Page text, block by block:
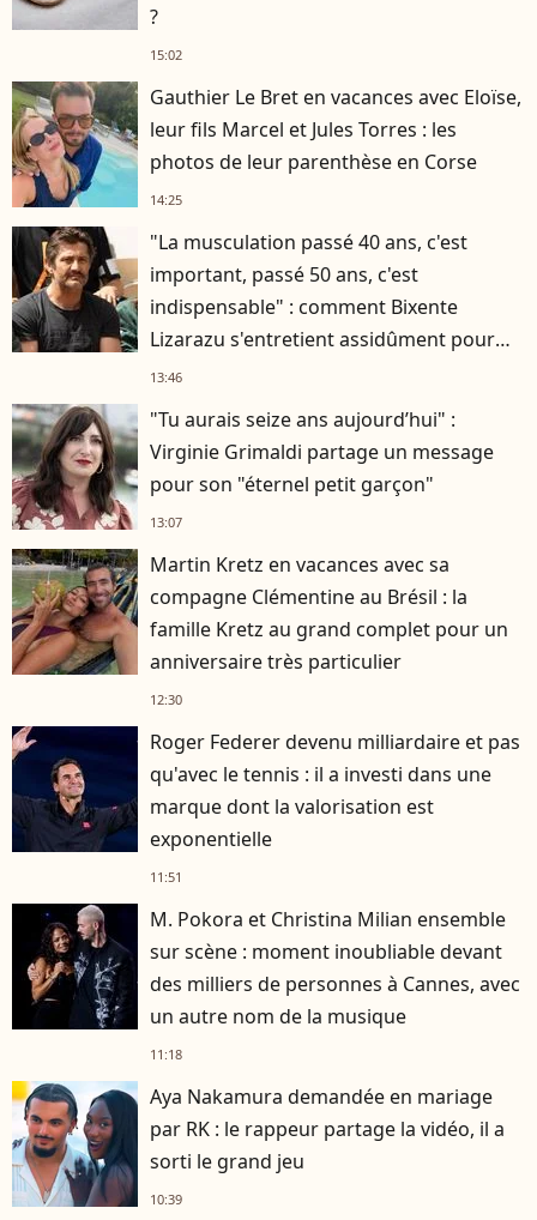
?
15:02
Gauthier Le Bret en vacances avec Eloïse,
leur fils Marcel et Jules Torres : les
photos de leur parenthèse en Corse
14:25
"La musculation passé 40 ans, c'est
important, passé 50 ans, c'est
indispensable" : comment Bixente
Lizarazu s'entretient assidûment pour
rester musclé à 56 ans ?
13:46
"Tu aurais seize ans aujourd’hui" :
Virginie Grimaldi partage un message
pour son "éternel petit garçon"
13:07
Martin Kretz en vacances avec sa
compagne Clémentine au Brésil : la
famille Kretz au grand complet pour un
anniversaire très particulier
12:30
Roger Federer devenu milliardaire et pas
qu'avec le tennis : il a investi dans une
marque dont la valorisation est
exponentielle
11:51
M. Pokora et Christina Milian ensemble
sur scène : moment inoubliable devant
des milliers de personnes à Cannes, avec
un autre nom de la musique
11:18
Aya Nakamura demandée en mariage
par RK : le rappeur partage la vidéo, il a
sorti le grand jeu
10:39